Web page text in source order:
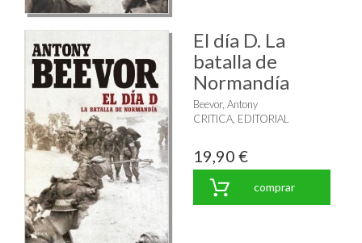
El día D. La
batalla de
Normandía
Beevor, Antony
CRITICA, EDITORIAL
19,90 €
comprar